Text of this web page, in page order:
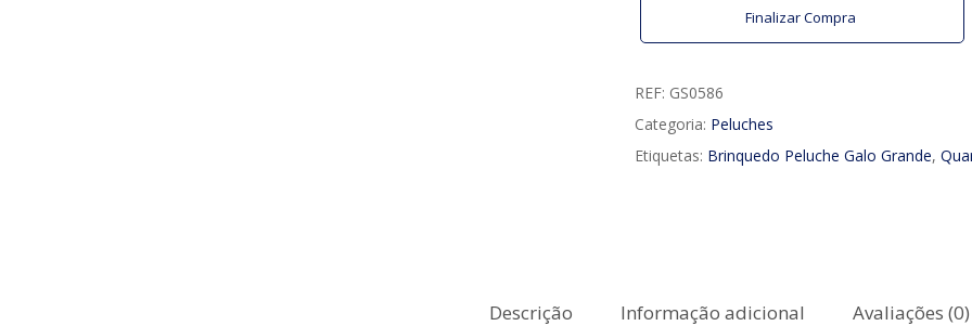
Finalizar Compra
REF: GS0586
Categoria: Peluches
Etiquetas: Brinquedo Peluche Galo Grande,
Descrição Informação adicional Avaliações (0)